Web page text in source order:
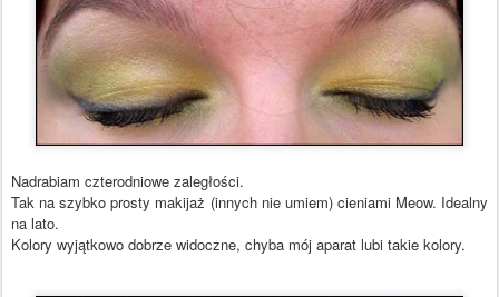
Nadrabiam czterodniowe zaległości.
Tak na szybko prosty makijaż (innych nie umiem) cieniami Meow. Idealny
na lato.
Kolory wyjątkowo dobrze widoczne, chyba mój aparat lubi takie kolory.